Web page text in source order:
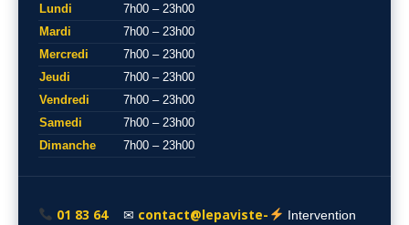
Lundi
7h00 – 23h00
Mardi
7h00 – 23h00
Mercredi
7h00 – 23h00
Jeudi
7h00 – 23h00
Vendredi
7h00 – 23h00
Samedi
7h00 – 23h00
Dimanche
7h00 – 23h00
01 83 64 ✉ contact@lepaviste- Intervention